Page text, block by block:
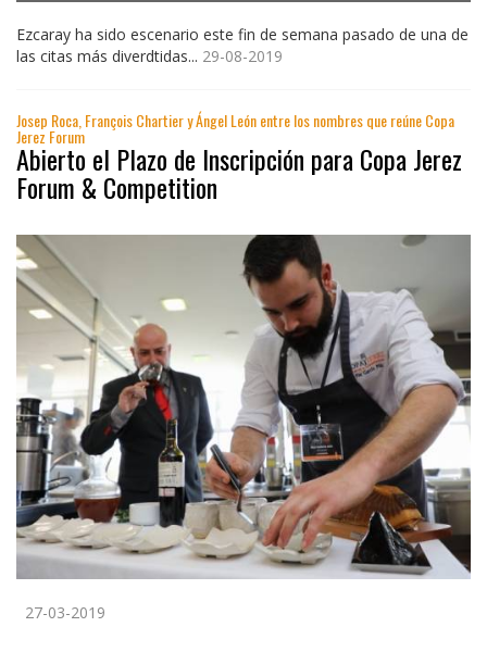
Ezcaray ha sido escenario este fin de semana pasado de una de
las citas más diverdtidas... 29-08-2019
Josep Roca, François Chartier y Ángel León entre los nombres que reúne Copa
Jerez Forum
Abierto el Plazo de Inscripción para Copa Jerez
Forum & Competition
27-03-2019